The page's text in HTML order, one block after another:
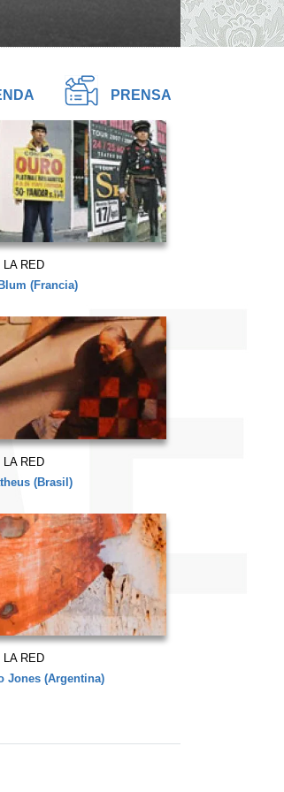
PRENSA
RED
(Francia)
RED
(Brasil)
RED
Jones (Argentina)